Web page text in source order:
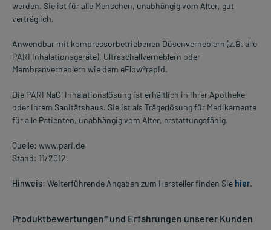
werden. Sie ist für alle Menschen, unabhängig vom Alter, gut
verträglich.
Anwendbar mit kompressorbetriebenen Düsenverneblern (z.B. alle
PARI Inhalationsgeräte), Ultraschallverneblern oder
Membranverneblern wie dem eFlow®rapid.
Die PARI NaCl Inhalationslösung ist erhältlich in Ihrer Apotheke
oder Ihrem Sanitätshaus. Sie ist als Trägerlösung für Medikamente
für alle Patienten, unabhängig vom Alter, erstattungsfähig.
Quelle: www.pari.de
Stand: 11/2012
Hinweis: Weiterführende Angaben zum Hersteller finden Sie hier.
Produktbewertungen* und Erfahrungen unserer Kunden